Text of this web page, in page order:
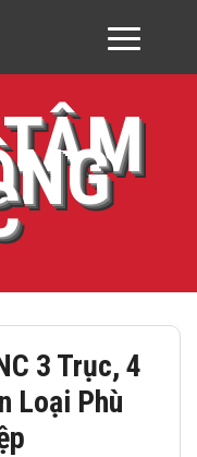
3 Trục, 4
Loại Phù